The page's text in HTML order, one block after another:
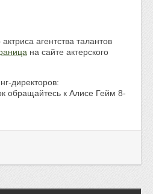
агентства талантов
на сайте актерского
директоров:
обращайтесь к Алисе Гейм 8-